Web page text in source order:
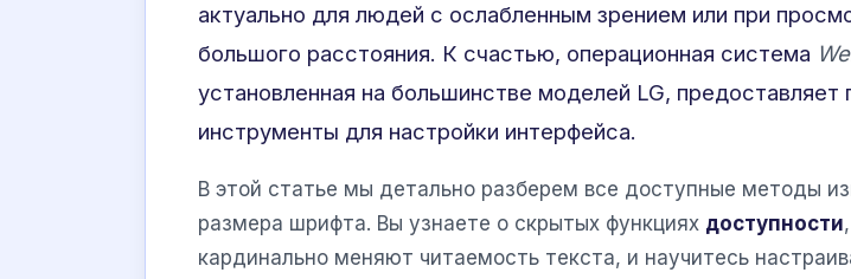
актуально для людей с ослабленным зрением или при
большого расстояния. К счастью, операционная система
установленная на большинстве моделей LG, предоставляет
инструменты для настройки интерфейса.
В этой статье мы детально разберем все доступные методы
размера шрифта. Вы узнаете о скрытых функциях доступности
кардинально меняют читаемость текста, и научитесь